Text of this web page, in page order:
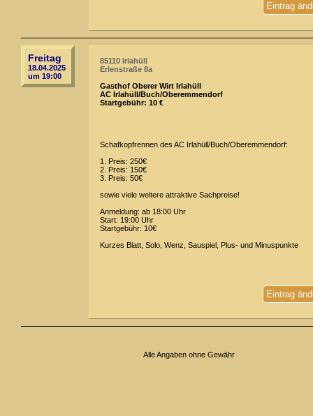
Eintrag
Freitag
18.04.2025
um 19:00
85110 Irlahüll
Erlenstraße 8a
Gasthof Oberer Wirt Irlahüll
AC Irlahüll/Buch/Oberemmendorf
Startgebühr: 10 €
Schafkopfrennen des AC Irlahüll/Buch/Oberemmendorf:
1. Preis: 250€
2. Preis: 150€
3. Preis: 50€
sowie viele weitere attraktive Sachpreise!
Anmeldung: ab 18:00 Uhr
Start: 19:00 Uhr
Startgebühr: 10€
Kurzes Blatt, Solo, Wenz, Sauspiel, Plus- und Minuspunkte
Eintrag
Alle Angaben ohne Gewähr